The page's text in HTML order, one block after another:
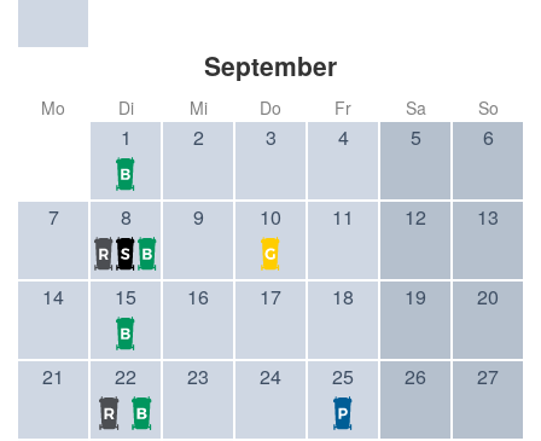
September
Mo Di Mi Do Fr Sa So
1 2 3 4 5 6
7 8 9 10 11 12 13
14 15 16 17 18 19 20
21 22 23 24 25 26 27